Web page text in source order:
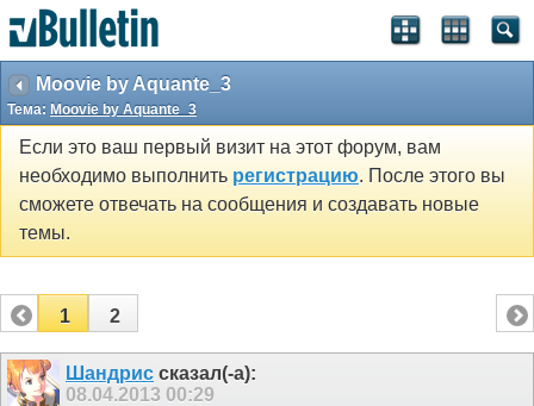
Moovie by Aquante_3
Тема: Moovie by Aquante_3
Если это ваш первый визит на этот форум, вам
необходимо выполнить регистрацию. После этого вы
сможете отвечать на сообщения и создавать новые
темы.
1 2
Шандрис сказал(-а):
08.04.2013 00:29